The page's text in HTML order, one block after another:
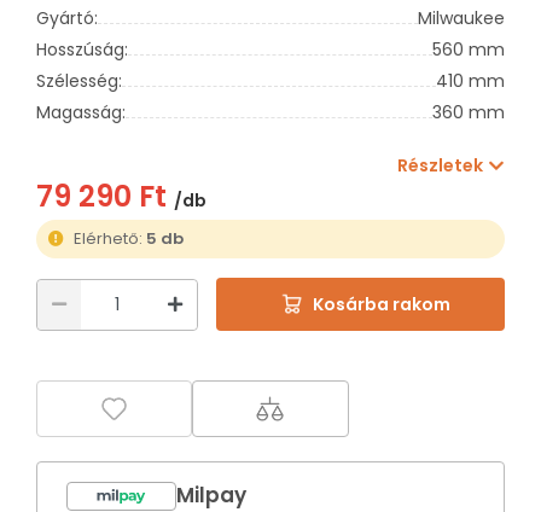
Gyártó:
Milwaukee
Hosszúság:
560 mm
Szélesség:
410 mm
Magasság:
360 mm
Részletek
79 290 Ft /db
Elérhető: 5 db
Kosárba rakom
Milpay